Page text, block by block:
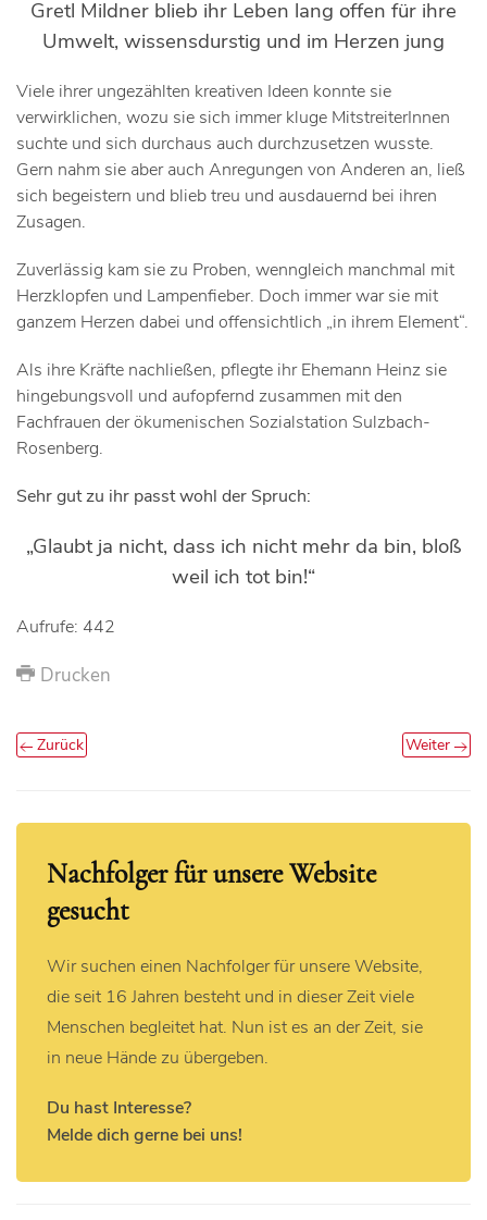
Gretl Mildner blieb ihr Leben lang offen für ihre
Umwelt, wissensdurstig und im Herzen jung
Viele ihrer ungezählten kreativen Ideen konnte sie
verwirklichen, wozu sie sich immer kluge MitstreiterInnen
suchte und sich durchaus auch durchzusetzen wusste.
Gern nahm sie aber auch Anregungen von Anderen an, ließ
sich begeistern und blieb treu und ausdauernd bei ihren
Zusagen.
Zuverlässig kam sie zu Proben, wenngleich manchmal mit
Herzklopfen und Lampenfieber. Doch immer war sie mit
ganzem Herzen dabei und offensichtlich „in ihrem Element“.
Als ihre Kräfte nachließen, pflegte ihr Ehemann Heinz sie
hingebungsvoll und aufopfernd zusammen mit den
Fachfrauen der ökumenischen Sozialstation Sulzbach-
Rosenberg.
Sehr gut zu ihr passt wohl der Spruch:
„Glaubt ja nicht, dass ich nicht mehr da bin, bloß
weil ich tot bin!“
Aufrufe: 442
Drucken
Zurück Weiter
Nachfolger für unsere Website
gesucht
Wir suchen einen Nachfolger für unsere Website,
die seit 16 Jahren besteht und in dieser Zeit viele
Menschen begleitet hat. Nun ist es an der Zeit, sie
in neue Hände zu übergeben.
Du hast Interesse?
Melde dich gerne bei uns!